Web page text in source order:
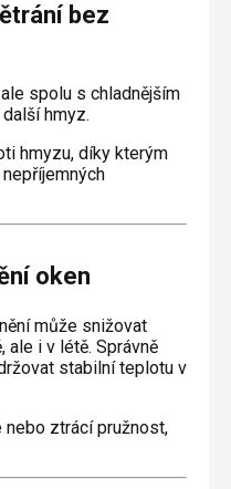
bez
spolu s chladnějším
hmyz.
hmyzu, díky kterým
oken
může snižovat
ale i v létě. Správně
stabilní teplotu v
nebo ztrácí pružnost,